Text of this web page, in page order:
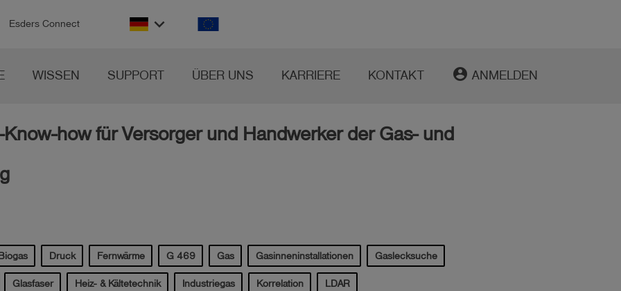
Esders Connect keyboard_arrow_down
WISSEN SUPPORT ÜBER UNS KARRIERE KONTAKT account_circle ANMELDEN
how für Versorger und Handwerker der Gas- und
Druck Fernwärme G 469 Gas Gasinneninstallationen Gaslecksuche
Glasfaser Heiz- & Kältetechnik Industriegas Korrelation LDAR